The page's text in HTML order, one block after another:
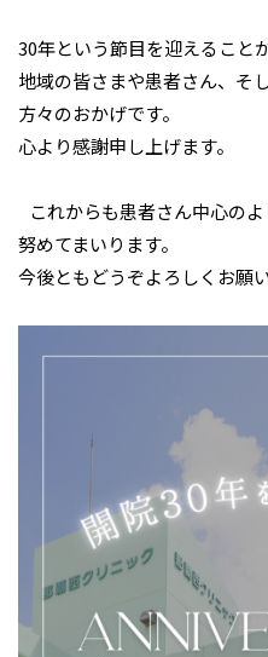
30年という節目を迎えること
地域の皆さまや患者さん、そ
方々のおかげです。
心より感謝申し上げます。
これからも患者さん中心の
努めてまいります。
今後ともどうぞよろしくお願